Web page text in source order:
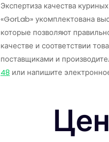
Экспертиза качества
«GorLab» укомплектована
которые позволяют
качестве и соответствии
поставщиками и
48 или напишите